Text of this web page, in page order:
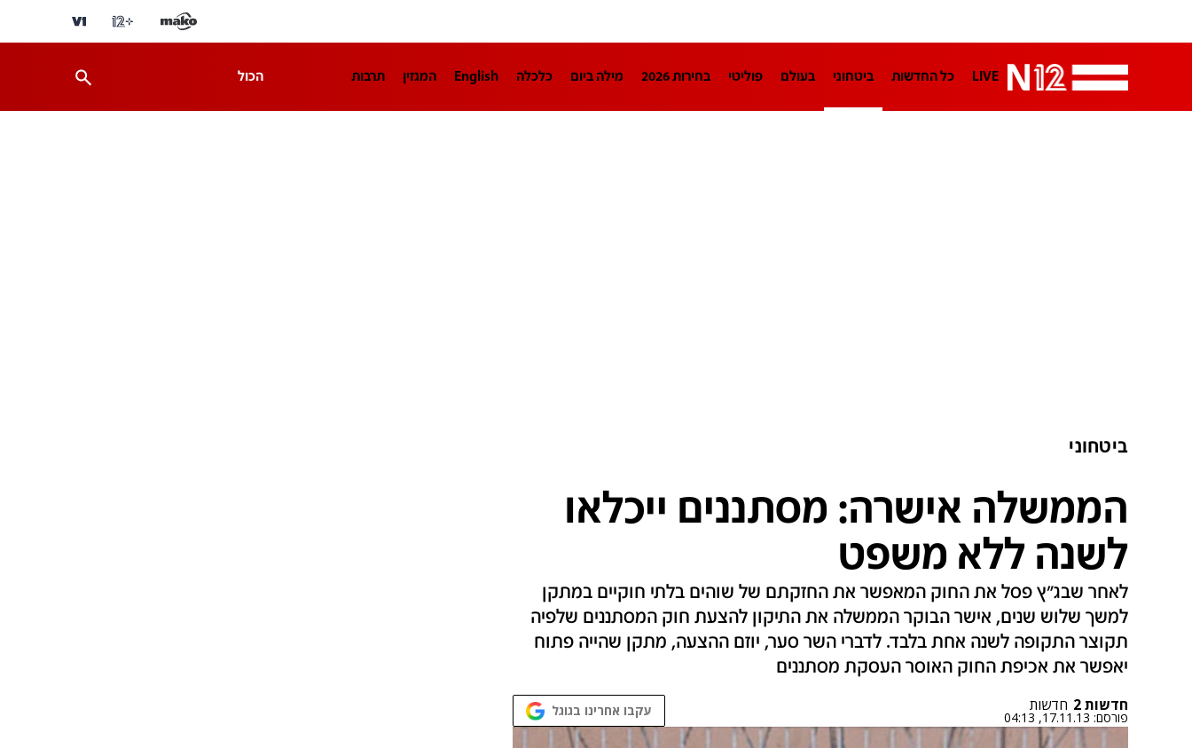
LIVE כל החדשות ביטחוני בעולם פוליטי בחירות 2026 מילה ביום כלכלה English המגזין תרבות הכול
ביטחוני
הממשלה אישרה: מסתננים ייכלאו
לשנה ללא משפט
לאחר שבג"ץ פסל את החוק המאפשר את החזקתם של שוהים בלתי חוקיים במתקן
למשך שלוש שנים, אישר הבוקר הממשלה את התיקון להצעת חוק המסתננים שלפיה
תקוצר התקופה לשנה אחת בלבד. לדברי השר סער, יוזם ההצעה, מתקן שהייה פתוח
יאפשר את אכיפת החוק האוסר העסקת מסתננים
חדשות 2 חדשות
פורסם: 17.11.13, 04:13 עקבו אחרינו בגוגל